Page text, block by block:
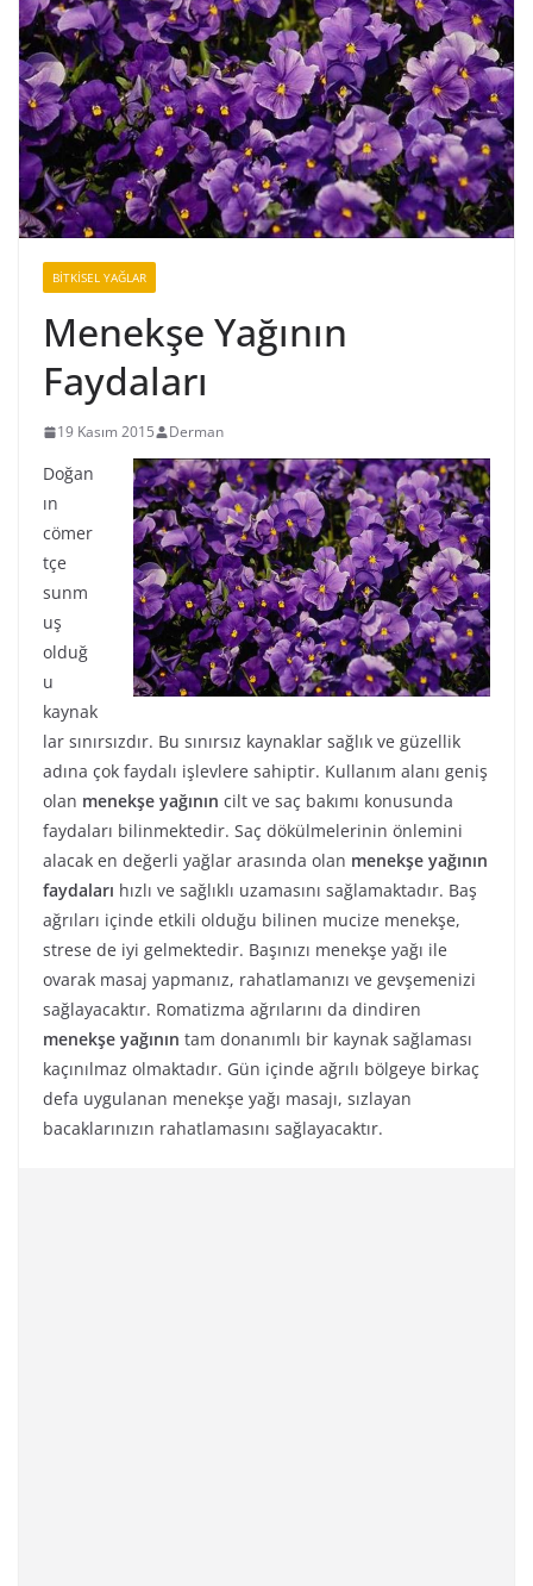
BİTKİSEL YAĞLAR
Menekşe Yağının
Faydaları
19 Kasım 2015 Derman
Doğan
ın
cömer
tçe
sunm
uş
olduğ
u
kaynak
lar sınırsızdır. Bu sınırsız kaynaklar sağlık ve güzellik
adına çok faydalı işlevlere sahiptir. Kullanım alanı geniş
olan menekşe yağının cilt ve saç bakımı konusunda
faydaları bilinmektedir. Saç dökülmelerinin önlemini
alacak en değerli yağlar arasında olan menekşe yağının
faydaları hızlı ve sağlıklı uzamasını sağlamaktadır. Baş
ağrıları içinde etkili olduğu bilinen mucize menekşe,
strese de iyi gelmektedir. Başınızı menekşe yağı ile
ovarak masaj yapmanız, rahatlamanızı ve gevşemenizi
sağlayacaktır. Romatizma ağrılarını da dindiren
menekşe yağının tam donanımlı bir kaynak sağlaması
kaçınılmaz olmaktadır. Gün içinde ağrılı bölgeye birkaç
defa uygulanan menekşe yağı masajı, sızlayan
bacaklarınızın rahatlamasını sağlayacaktır.